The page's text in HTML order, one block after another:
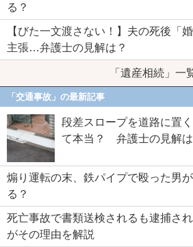
る？
【びた一文渡さない！】夫の死後「
主張…弁護士の見解は？
「遺産相続」一
「交通事故」の最新記事
段差スロープを道路に置
て本当？ 弁護士の見解
煽り運転の末、鉄パイプで殴った男
る？
死亡事故で書類送検されるも逮捕さ
がその理由を解説